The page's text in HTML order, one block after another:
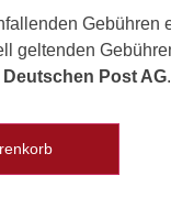
Gebühren
geltenden
Deutschen Post AG.